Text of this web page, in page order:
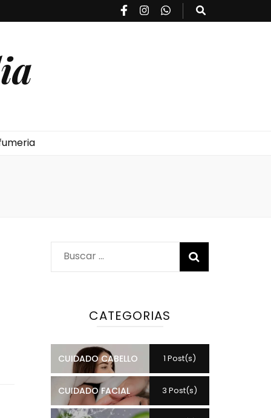
Buscar:
CATEGORIAS
CUIDADO CABELLO 1 Post(s)
CUIDADO FACIAL 3 Post(s)